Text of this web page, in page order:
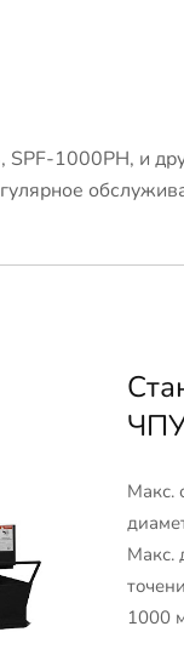
1000PH, и
Макс.
Макс.
1000